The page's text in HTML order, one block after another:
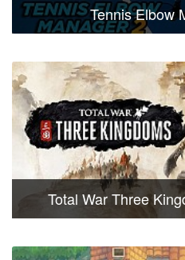
Tennis Elbow
Total War Three